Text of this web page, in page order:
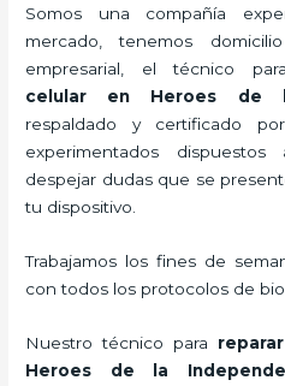
Somos una compañía
mercado, tenemos
empresarial, el técnico
celular en Heroes de la
respaldado y certificado
experimentados
despejar dudas que se
tu dispositivo.
Trabajamos los fines de
con todos los protocolos de
Nuestro técnico para reparar
Heroes de la